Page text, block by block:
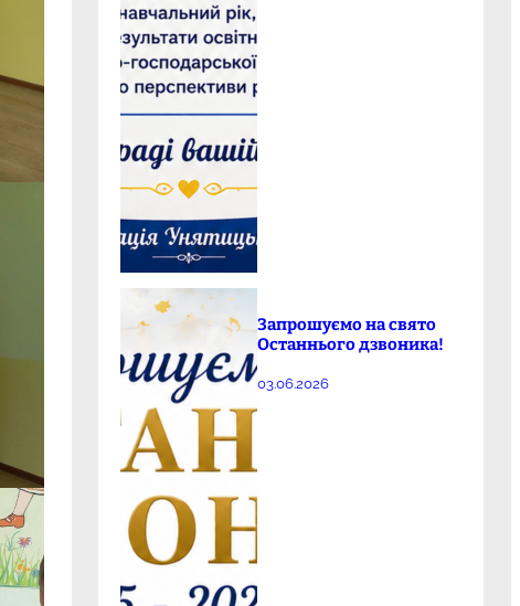
Запрошуємо на свято
Останнього дзвоника!
03.06.2026